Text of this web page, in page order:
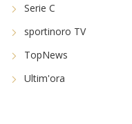
Serie C
sportinoro TV
TopNews
Ultim'ora